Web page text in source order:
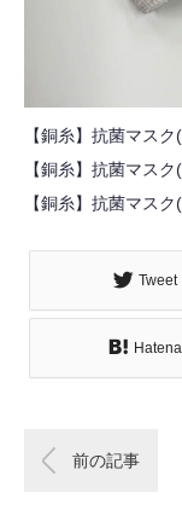
【銅糸】抗菌マス
【銅糸】抗菌マス
【銅糸】抗菌マス
Tweet
Hatena
前の記事